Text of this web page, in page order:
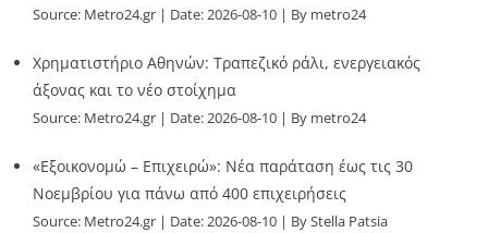
Source: Metro24.gr Date: 2026-08-10 By metro24
Χρηματιστήριο Αθηνών: Τραπεζικό ράλι, ενεργειακός
άξονας και το νέο στοίχημα
Source: Metro24.gr Date: 2026-08-10 By metro24
«Εξοικονομώ – Επιχειρώ»: Νέα παράταση έως τις 30
Νοεμβρίου για πάνω από 400 επιχειρήσεις
Source: Metro24.gr Date: 2026-08-10 By Stella Patsia